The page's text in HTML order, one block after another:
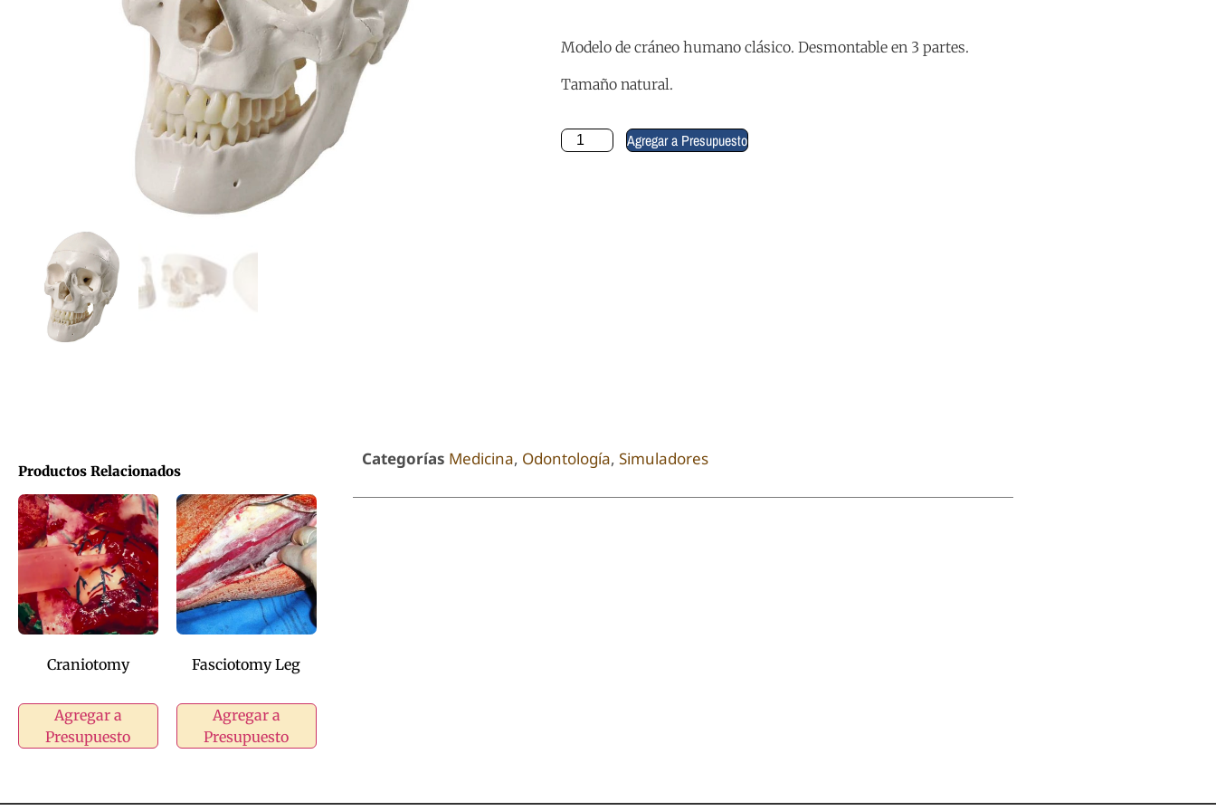
Modelo de cráneo humano clásico. Desmontable en 3 partes.
Tamaño natural.
Agregar a Presupuesto
Productos Relacionados
Craniotomy
Agregar a
Presupuesto
Fasciotomy Leg
Agregar a
Presupuesto
Categorías Medicina, Odontología, Simuladores